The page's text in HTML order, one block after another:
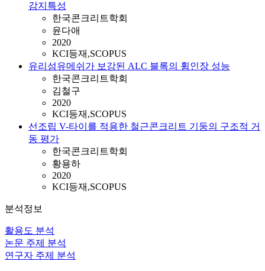
감지특성
한국콘크리트학회
윤다애
2020
KCI등재,SCOPUS
유리섬유메쉬가 보강된 ALC 블록의 휨인장 성능
한국콘크리트학회
김철구
2020
KCI등재,SCOPUS
선조립 V-타이를 적용한 철근콘크리트 기둥의 구조적 거
동 평가
한국콘크리트학회
황용하
2020
KCI등재,SCOPUS
분석정보
활용도 분석
논문 주제 분석
연구자 주제 분석